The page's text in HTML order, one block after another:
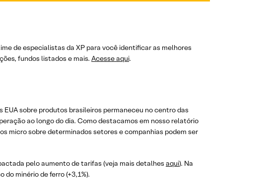
de especialistas da XP para você identificar as melhores
fundos listados e mais. Acesse aqui.
EUA sobre produtos brasileiros permaneceu no centro das
ao longo do dia. Como destacamos em nosso relatório
micro sobre determinados setores e companhias podem ser
pelo aumento de tarifas (veja mais detalhes aqui). Na
do minério de ferro (+3,1%).